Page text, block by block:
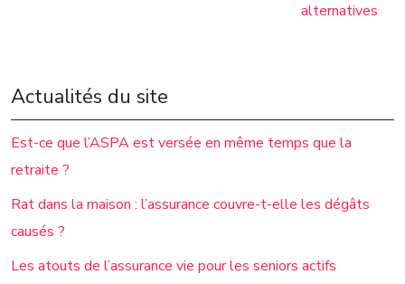
alternatives
Actualités du site
Est-ce que l’ASPA est versée en même temps que la
retraite ?
Rat dans la maison : l’assurance couvre-t-elle les dégâts
causés ?
Les atouts de l’assurance vie pour les seniors actifs